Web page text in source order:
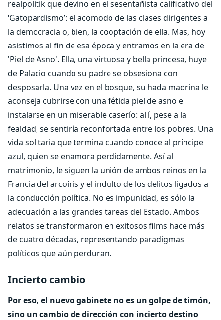
realpolitik que devino en el sesentañista calificativo del
‘Gatopardismo’: el acomodo de las clases dirigentes a
la democracia o, bien, la cooptación de ella. Mas, hoy
asistimos al fin de esa época y entramos en la era de
'Piel de Asno'. Ella, una virtuosa y bella princesa, huye
de Palacio cuando su padre se obsesiona con
desposarla. Una vez en el bosque, su hada madrina le
aconseja cubrirse con una fétida piel de asno e
instalarse en un miserable caserío: allí, pese a la
fealdad, se sentiría reconfortada entre los pobres. Una
vida solitaria que termina cuando conoce al príncipe
azul, quien se enamora perdidamente. Así al
matrimonio, le siguen la unión de ambos reinos en la
Francia del arcoíris y el indulto de los delitos ligados a
la conducción política. No es impunidad, es sólo la
adecuación a las grandes tareas del Estado. Ambos
relatos se transformaron en exitosos films hace más
de cuatro décadas, representando paradigmas
políticos que aún perduran.
Incierto cambio
Por eso, el nuevo gabinete no es un golpe de timón,
sino un cambio de dirección con incierto destino